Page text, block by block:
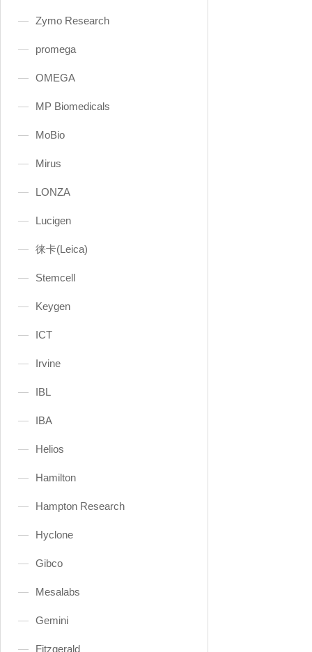
Zymo Research
promega
OMEGA
MP Biomedicals
MoBio
Mirus
LONZA
Lucigen
徕卡(Leica)
Stemcell
Keygen
ICT
Irvine
IBL
IBA
Helios
Hamilton
Hampton Research
Hyclone
Gibco
Mesalabs
Gemini
Fitzgerald